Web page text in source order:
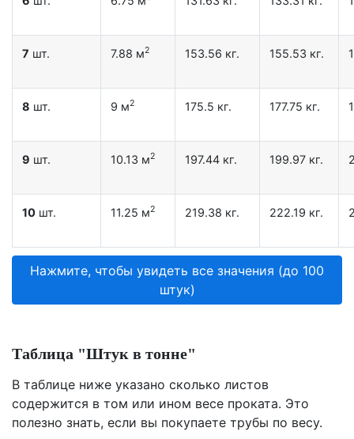
7 шт. 7.88 м2 153.56 кг. 155.53 кг.
8 шт. 9 м2 175.5 кг. 177.75 кг.
9 шт. 10.13 м2 197.44 кг. 199.97 кг.
10 шт. 11.25 м2 219.38 кг. 222.19 кг.
Нажмите, чтобы увидеть все значения (до 100
штук)
Таблица "Штук в тонне"
В таблице ниже указано сколько листов
содержится в том или ином весе проката. Это
полезно знать, если вы покупаете трубы по весу.